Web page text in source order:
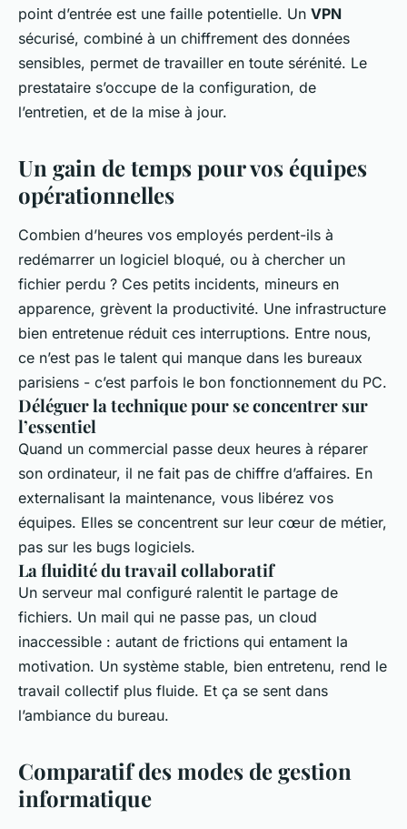
point d’entrée est une faille potentielle. Un VPN
sécurisé, combiné à un chiffrement des données
sensibles, permet de travailler en toute sérénité. Le
prestataire s’occupe de la configuration, de
l’entretien, et de la mise à jour.
Un gain de temps pour vos équipes
opérationnelles
Combien d’heures vos employés perdent-ils à
redémarrer un logiciel bloqué, ou à chercher un
fichier perdu ? Ces petits incidents, mineurs en
apparence, grèvent la productivité. Une infrastructure
bien entretenue réduit ces interruptions. Entre nous,
ce n’est pas le talent qui manque dans les bureaux
parisiens - c’est parfois le bon fonctionnement du PC.
Déléguer la technique pour se concentrer sur
l’essentiel
Quand un commercial passe deux heures à réparer
son ordinateur, il ne fait pas de chiffre d’affaires. En
externalisant la maintenance, vous libérez vos
équipes. Elles se concentrent sur leur cœur de métier,
pas sur les bugs logiciels.
La fluidité du travail collaboratif
Un serveur mal configuré ralentit le partage de
fichiers. Un mail qui ne passe pas, un cloud
inaccessible : autant de frictions qui entament la
motivation. Un système stable, bien entretenu, rend le
travail collectif plus fluide. Et ça se sent dans
l’ambiance du bureau.
Comparatif des modes de gestion
informatique